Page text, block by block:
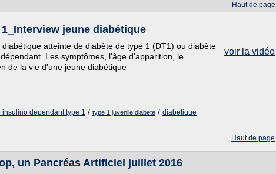
Haut de page
jeune diabétique
voir la vidéo
atteinte de diabète de type 1 (DT1) ou diabète
Les symptômes, l'âge d'apparition, le
de la vie d'une jeune diabétique
insulino dependant type 1 / type 1 juvenile diabete / diabetique
Haut de page
un Pancréas Artificiel juillet 2016